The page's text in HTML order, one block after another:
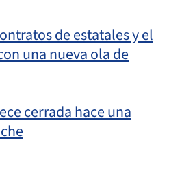
de estatales y el
una nueva ola de
cerrada hace una